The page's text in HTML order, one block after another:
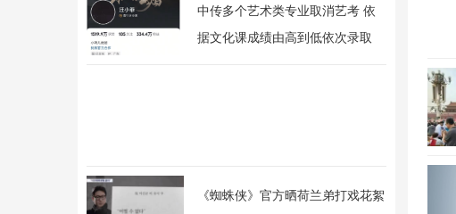
中传多个艺术类专业取消艺考 依
据文化课成绩由高到低依次录取
《蜘蛛侠》官方晒荷兰弟打戏花絮